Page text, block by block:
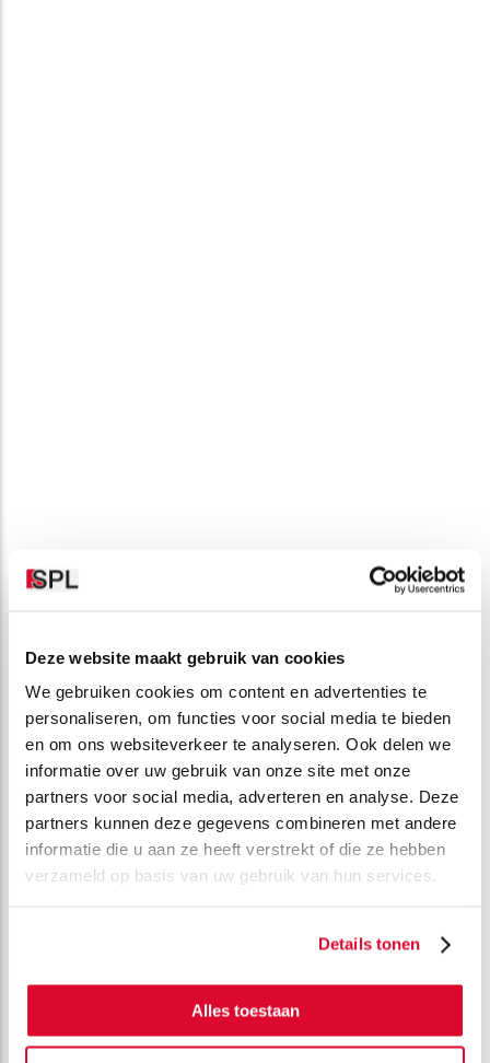
Deze website maakt gebruik van cookies
We gebruiken cookies om content en advertenties te
personaliseren, om functies voor social media te bieden
en om ons websiteverkeer te analyseren. Ook delen we
informatie over uw gebruik van onze site met onze
partners voor social media, adverteren en analyse. Deze
partners kunnen deze gegevens combineren met andere
informatie die u aan ze heeft verstrekt of die ze hebben
verzameld op basis van uw gebruik van hun services.
Details tonen
Alles toestaan